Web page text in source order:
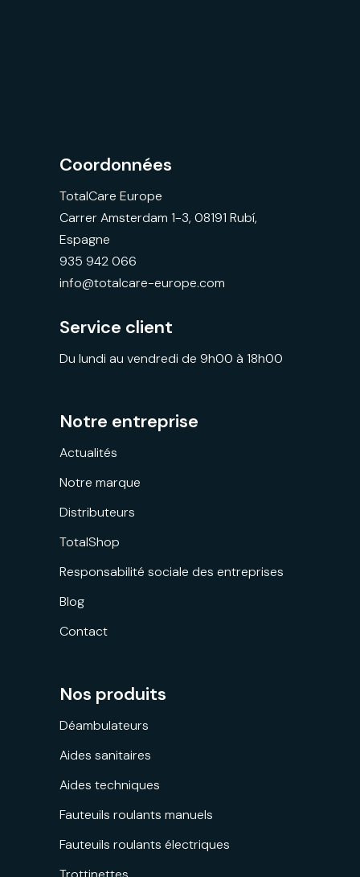
Coordonnées
TotalCare Europe
Carrer Amsterdam 1-3, 08191 Rubí,
Espagne
935 942 066
info@totalcare-europe.com
Service client
Du lundi au vendredi de 9h00 à 18h00
Notre entreprise
Actualités
Notre marque
Distributeurs
TotalShop
Responsabilité sociale des entreprises
Blog
Contact
Nos produits
Déambulateurs
Aides sanitaires
Aides techniques
Fauteuils roulants manuels
Fauteuils roulants électriques